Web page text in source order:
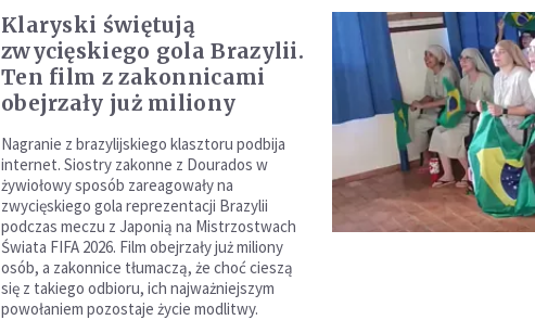
Klaryski świętują
zwycięskiego gola Brazylii.
Ten film z zakonnicami
obejrzały już miliony
Nagranie z brazylijskiego klasztoru podbija
internet. Siostry zakonne z Dourados w
żywiołowy sposób zareagowały na
zwycięskiego gola reprezentacji Brazylii
podczas meczu z Japonią na Mistrzostwach
Świata FIFA 2026. Film obejrzały już miliony
osób, a zakonnice tłumaczą, że choć cieszą
się z takiego odbioru, ich najważniejszym
powołaniem pozostaje życie modlitwy.